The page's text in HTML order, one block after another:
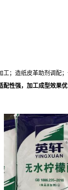
；造纸皮革助剂调配
性强，加工成型效果